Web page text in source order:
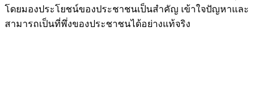
โดยมองประโยชน์ของประชาชนเป็นสำคัญ เข้าใจปัญหาและ
สามารถเป็นที่พึ่งของประชาชนได้อย่างแท้จริง